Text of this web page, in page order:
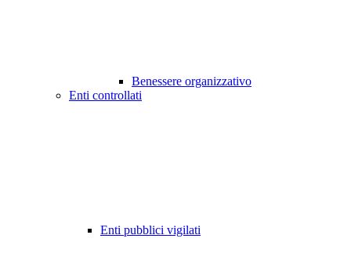
Benessere organizzativo
Enti controllati
Enti pubblici vigilati